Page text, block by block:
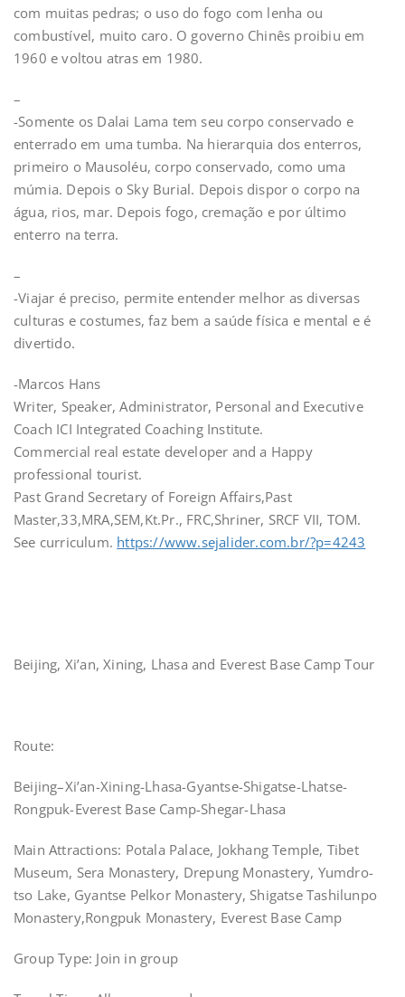
com muitas pedras; o uso do fogo com lenha ou
combustível, muito caro. O governo Chinês proibiu em
1960 e voltou atras em 1980.
–
-Somente os Dalai Lama tem seu corpo conservado e
enterrado em uma tumba. Na hierarquia dos enterros,
primeiro o Mausoléu, corpo conservado, como uma
múmia. Depois o Sky Burial. Depois dispor o corpo na
água, rios, mar. Depois fogo, cremação e por último
enterro na terra.
–
-Viajar é preciso, permite entender melhor as diversas
culturas e costumes, faz bem a saúde física e mental e é
divertido.
-Marcos Hans
Writer, Speaker, Administrator, Personal and Executive
Coach ICI Integrated Coaching Institute.
Commercial real estate developer and a Happy
professional tourist.
Past Grand Secretary of Foreign Affairs,Past
Master,33,MRA,SEM,Kt.Pr., FRC,Shriner, SRCF VII, TOM.
See curriculum. https://www.sejalider.com.br/?p=4243
Beijing, Xi’an, Xining, Lhasa and Everest Base Camp Tour
Route:
Beijing–Xi’an-Xining-Lhasa-Gyantse-Shigatse-Lhatse-
Rongpuk-Everest Base Camp-Shegar-Lhasa
Main Attractions: Potala Palace, Jokhang Temple, Tibet
Museum, Sera Monastery, Drepung Monastery, Yumdro-
tso Lake, Gyantse Pelkor Monastery, Shigatse Tashilunpo
Monastery,Rongpuk Monastery, Everest Base Camp
Group Type: Join in group